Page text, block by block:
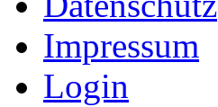
Impressum
Login